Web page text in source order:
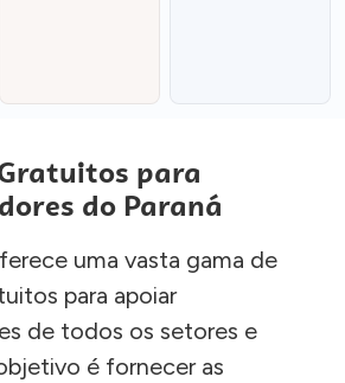
para
do Paraná
uma vasta gama de
para apoiar
de todos os setores e
é fornecer as